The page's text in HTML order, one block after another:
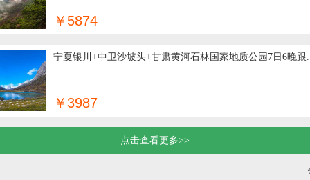
￥5874
宁夏银川+中卫沙坡头+甘肃黄河石林国家地质公园7日6晚跟
￥3987
点击查看更多>>